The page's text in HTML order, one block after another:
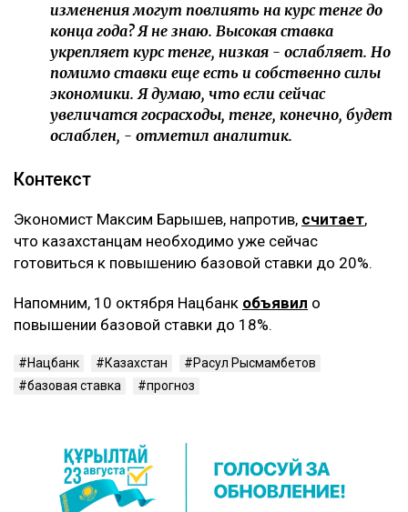
изменения могут повлиять на курс тенге до
конца года? Я не знаю. Высокая ставка
укрепляет курс тенге, низкая - ослабляет. Но
помимо ставки еще есть и собственно силы
экономики. Я думаю, что если сейчас
увеличатся госрасходы, тенге, конечно, будет
ослаблен, - отметил аналитик.
‎Контекст
‎Экономист Максим Барышев, напротив, считает,
что казахстанцам необходимо уже сейчас
готовиться к повышению базовой ставки до 20%.
‎Напомним, 10 октября Нацбанк объявил о
повышении базовой ставки до 18%.
Нацбанк Казахстан
Расул Рысмамбетов
базовая ставка
прогноз